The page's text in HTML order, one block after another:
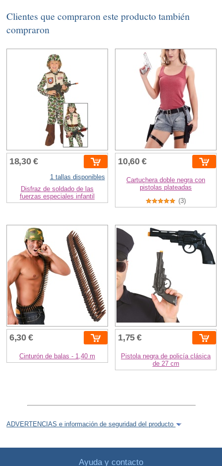
Clientes que compraron este producto también
compraron
18,30 €
1 tallas disponibles
Disfraz de soldado de las
fuerzas especiales infantil
10,60 €
Cartuchera doble negra con
pistolas plateadas
(3)
6,30 €
Cinturón de balas - 1,40 m
1,75 €
Pistola negra de policía clásica
de 27 cm
ADVERTENCIAS e información de seguridad del producto
Ayuda y contacto